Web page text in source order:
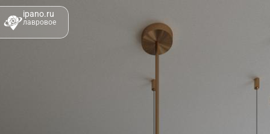
ipano.ru
лавровое